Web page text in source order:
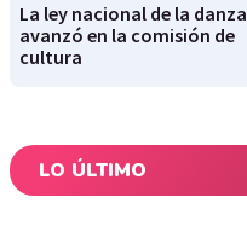
La ley nacional de la danza
avanzó en la comisión de
cultura
LO ÚLTIMO